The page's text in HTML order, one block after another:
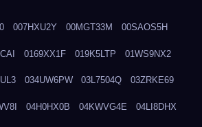
007HXU2Y 00MGT33M 00SAOS5H
0169XX1F 019K5LTP 01WS9NX2
034UW6PW 03L7504Q 03ZRKE69
04H0HX0B 04KWVG4E 04LI8DHX